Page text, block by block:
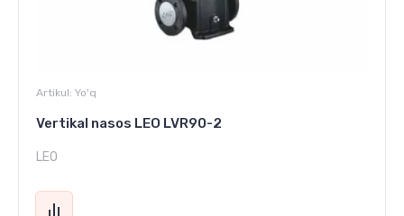
Artikul: Yo'q
Vertikal nasos LEO LVR90-2
LEO